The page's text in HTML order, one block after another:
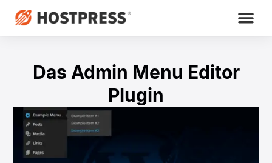
Das Admin Menu Editor
Plugin